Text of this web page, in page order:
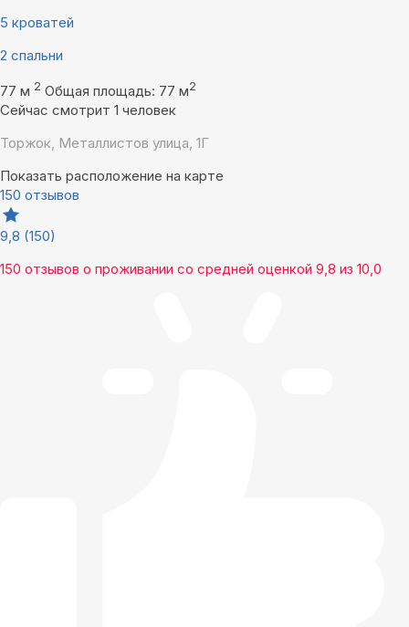
5 кроватей
2 спальни
77 м 2 Общая площадь: 77 м2
Сейчас смотрит 1 человек
Торжок, Металлистов улица, 1Г
Показать расположение на карте
150 отзывов
9,8 (150)
150 отзывов о проживании со средней оценкой 9,8 из 10,0